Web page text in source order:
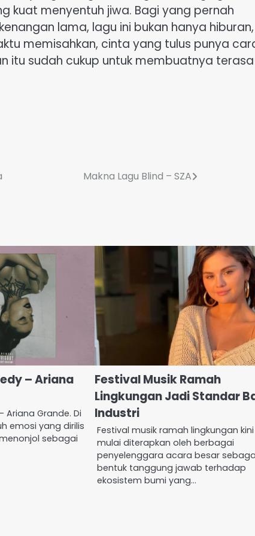
kuat menyentuh jiwa. Bagi yang pernah
lama, lagu ini bukan hanya hiburan,
memisahkan, cinta yang tulus punya
itu sudah cukup untuk membuatnya terasa
Makna Lagu Blind – SZA
– Ariana
Ariana Grande. Di
emosi yang dirilis
menonjol sebagai
Festival Musik Ramah
Lingkungan Jadi Standar
Industri
Festival musik ramah lingkungan kini
mulai diterapkan oleh berbagai
penyelenggara acara besar
bentuk tanggung jawab terhadap
ekosistem bumi yang…